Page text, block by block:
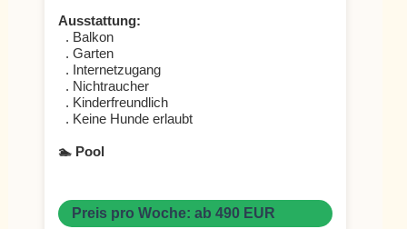
Ausstattung:
. Balkon
. Garten
. Internetzugang
. Nichtraucher
. Kinderfreundlich
. Keine Hunde erlaubt
🏊 Pool
Preis pro Woche: ab 490 EUR